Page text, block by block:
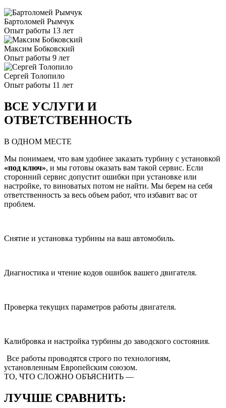
Бартоломей Рымчук
Опыт работы 13 лет
Максим Бобковский
Опыт работы 9 лет
Сергей Толопило
Опыт работы 11 лет
ВСЕ УСЛУГИ И
ОТВЕТСТВЕННОСТЬ
В ОДНОМ МЕСТЕ
Мы понимаем, что вам удобнее заказать турбину с установкой
«под ключ», и мы готовы оказать вам такой сервис. Если
сторонний сервис допустит ошибки при установке или
настройке, то виноватых потом не найти. Мы берем на себя
ответственность за весь объем работ, что избавит вас от
проблем.
Снятие и установка турбины на ваш автомобиль.
Диагностика и чтение кодов ошибок вашего двигателя.
Проверка текущих параметров работы двигателя.
Калибровка и настройка турбины до заводского состояния.
Все работы проводятся строго по технологиям,
установленным Европейским союзом.
ТО, ЧТО СЛОЖНО ОБЪЯСНИТЬ —
ЛУЧШЕ СРАВНИТЬ: